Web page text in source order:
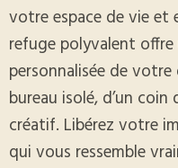
votre espace de vie et
refuge polyvalent
personnalisée de
bureau isolé, d’un
créatif. Libérez votre
qui vous ressemble